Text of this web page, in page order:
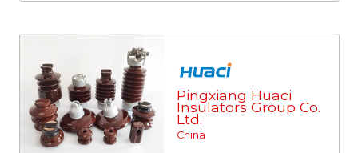
Pingxiang Huaci
Insulators Group Co.
Ltd.
China